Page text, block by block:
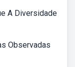
A Diversidade
Observadas